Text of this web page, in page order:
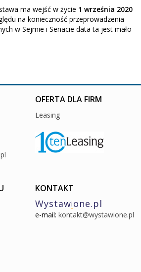
ma wejść w życie 1 września 2020
na konieczność przeprowadzenia
w Sejmie i Senacie data ta jest mało
OFERTA DLA FIRM
Leasing
KONTAKT
Wystawione.pl
e-mail: kontakt@wystawione.pl